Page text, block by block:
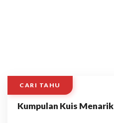
CARI TAHU
Kumpulan Kuis Menarik